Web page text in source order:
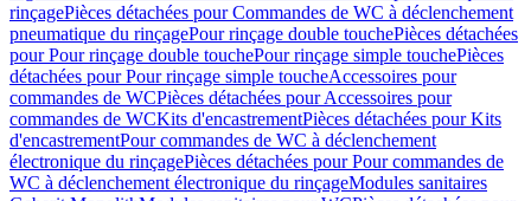
rinçagePièces détachées pour Commandes de WC à déclenchement
pneumatique du rinçagePour rinçage double touchePièces détachées
pour Pour rinçage double touchePour rinçage simple touchePièces
détachées pour Pour rinçage simple toucheAccessoires pour
commandes de WCPièces détachées pour Accessoires pour
commandes de WCKits d'encastrementPièces détachées pour Kits
d'encastrementPour commandes de WC à déclenchement
électronique du rinçagePièces détachées pour Pour commandes de
WC à déclenchement électronique du rinçageModules sanitaires